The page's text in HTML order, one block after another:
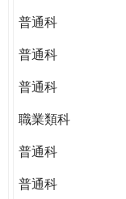
GLOBAL
CITIZENSHIP
普通科
普通科
普通科
職業類科
普通科
普通科